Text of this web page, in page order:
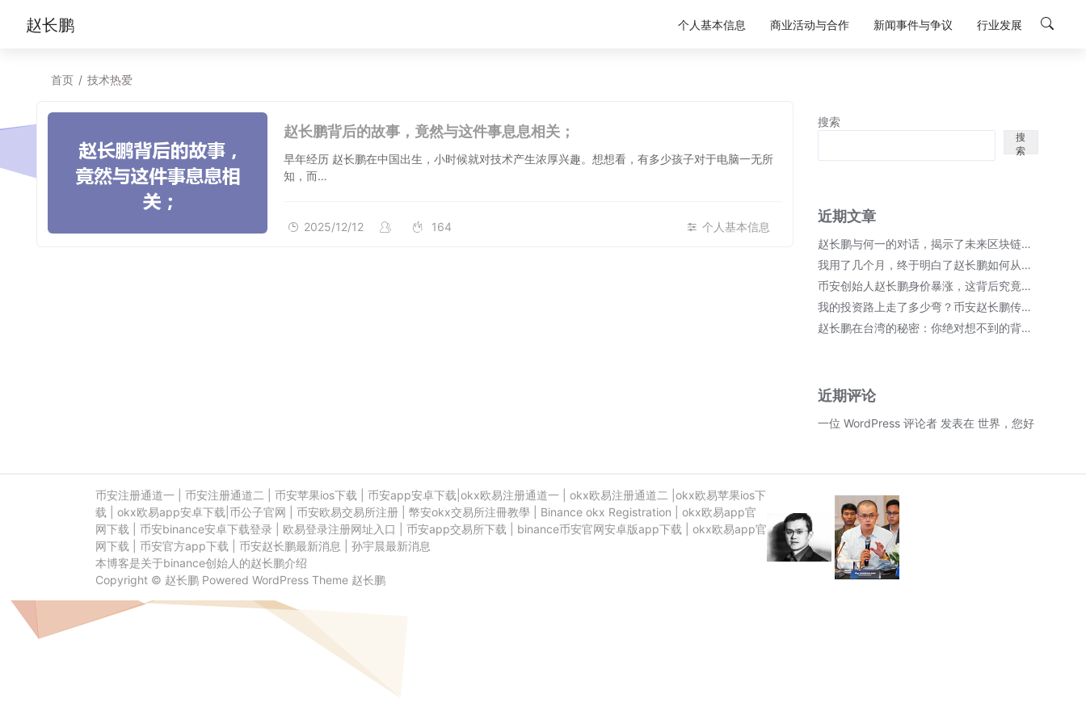
赵长鹏 个人基本信息 商业活动与合作 新闻事件与争议 行业发展
首页 / 技术热爱
赵长鹏背后的故事，竟然与这件事息息相关；
早年经历 赵长鹏在中国出生，小时候就对技术产生浓厚兴趣。想想看，有多少孩子对于电脑一无所
知，而…
个人基本信息
2025/12/12 164
搜索
搜
索
近期文章
赵长鹏与何一的对话，揭示了未来区块链的无限可能！
我用了几个月，终于明白了赵长鹏如何从币安崛起成首富的秘密；
币安创始人赵长鹏身价暴涨，这背后究竟隐藏了哪些秘密？
我的投资路上走了多少弯？币安赵长鹏传奇故事细节全揭晓！
赵长鹏在台湾的秘密：你绝对想不到的背后故事！
近期评论
一位 WordPress 评论者 发表在 世界，您好！
币安注册通道一 币安注册通道二 币安苹果ios下载 币安app安卓下载 okx欧易注册通道一 okx欧易注册通道二
okx欧易苹果ios下
载
okx欧易app安卓下载 币公子官网 币安欧易交易所注册| 幣安okx交易所注冊教學| Binance okx Registration
okx欧易app官
网下载
币安binance安卓下载登录| 欧易登录注册网址入口 币安app交易所下载 binance币安官网安卓版app下载
okx欧易app官
网下载
币安官方app下载 币安赵长鹏最新消息
孙宇晨最新消息
本博客是关于binance创始人的赵长鹏介绍
Copyright © 赵长鹏Powered WordPressTheme 赵长鹏